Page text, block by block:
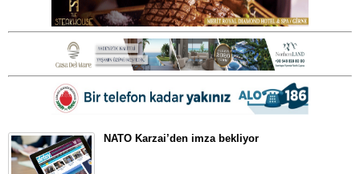
NATO Karzai’den imza bekliyor